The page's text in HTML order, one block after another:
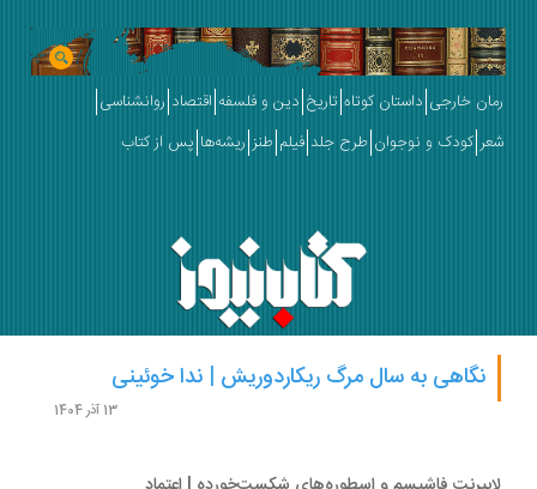
خارجی داستان کوتاه تاریخ دین و فلسفه اقتصاد روانشناسی
کودک و نوجوان طرح جلد فیلم طنز ریشه‌ها پس از کتاب
نگاهی به سال مرگ ریکاردوریش | ندا خوئینی